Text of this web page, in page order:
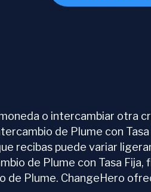
o intercambiar otra
de Plume con
recibas puede variar
de Plume con Tasa
Plume. ChangeHero